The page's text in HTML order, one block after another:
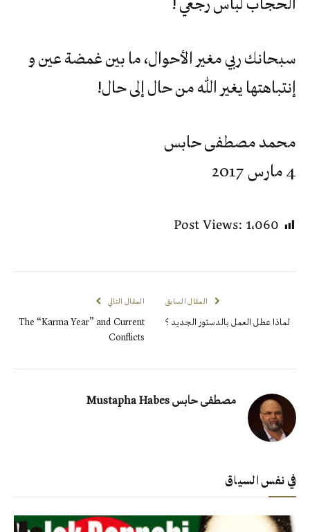
سبحانك ربي مغير الأحوال، ما بين غمضة عين و
إنتباهتها يغير الله من حال إلى حال!
محمد مصطفى حابس
4 مارس 2017
Post Views:1٬060
المقال السابق
لماذا عطل العمل بالدستور الجديد ؟
المقال التالي
The “Karma Year” and Current
Conflicts
مصطفى حابس Mustapha Habes
في نفس السياق